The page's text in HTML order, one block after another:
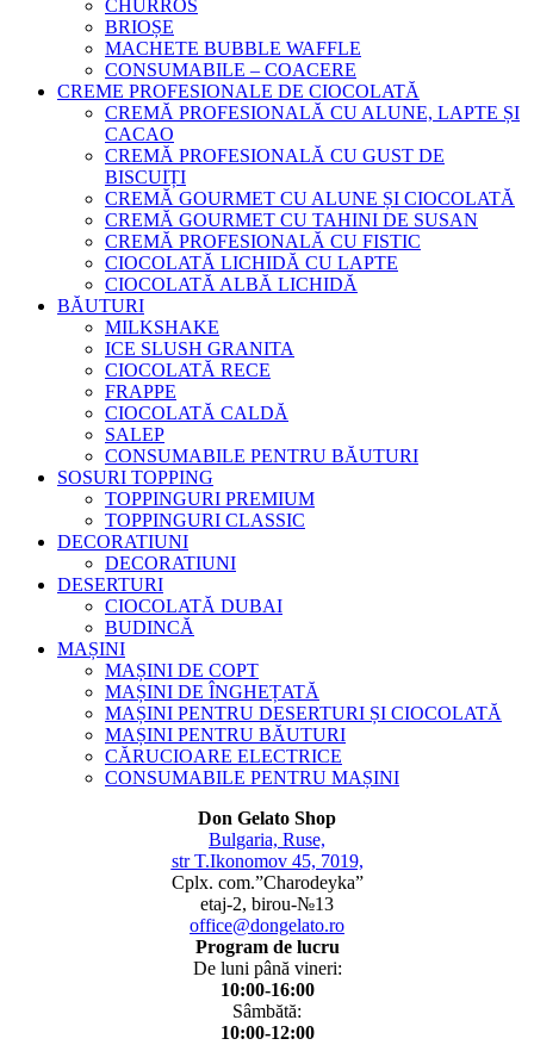
CHURROS
BRIOȘE
MACHETE BUBBLE WAFFLE
CONSUMABILE – COACERE
CREME PROFESIONALE DE CIOCOLATĂ
CREMĂ PROFESIONALĂ CU ALUNE, LAPTE ȘI
CACAO
CREMĂ PROFESIONALĂ CU GUST DE
BISCUIȚI
CREMĂ GOURMET CU ALUNE ȘI CIOCOLATĂ
CREMĂ GOURMET CU TAHINI DE SUSAN
CREMĂ PROFESIONALĂ CU FISTIC
CIOCOLATĂ LICHIDĂ CU LAPTE
CIOCOLATĂ ALBĂ LICHIDĂ
BĂUTURI
MILKSHAKE
ICE SLUSH GRANITA
CIOCOLATĂ RECE
FRAPPE
CIOCOLATĂ CALDĂ
SALEP
CONSUMABILE PENTRU BĂUTURI
SOSURI TOPPING
TOPPINGURI PREMIUM
TOPPINGURI CLASSIC
DECORATIUNI
DECORATIUNI
DESERTURI
CIOCOLATĂ DUBAI
BUDINCĂ
MAȘINI
MAȘINI DE COPT
MAȘINI DE ÎNGHEȚATĂ
MAȘINI PENTRU DESERTURI ȘI CIOCOLATĂ
MAȘINI PENTRU BĂUTURI
CĂRUCIOARE ELECTRICE
CONSUMABILE PENTRU MAȘINI
Don Gelato Shop
Bulgaria, Ruse,
str T.Ikonomov 45, 7019,
Cplx. com.”Charodeyka”
etaj-2, birou-№13
office@dongelato.ro
Program de lucru
De luni până vineri:
10:00-16:00
Sâmbătă:
10:00-12:00